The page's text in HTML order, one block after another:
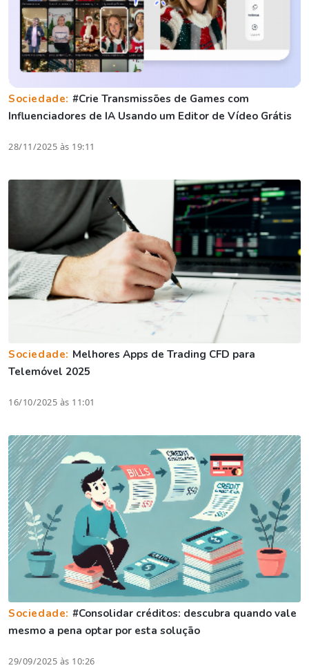
Sociedade: #Crie Transmissões de Games com
Influenciadores de IA Usando um Editor de Vídeo Grátis
28/11/2025 às 19:11
Sociedade: Melhores Apps de Trading CFD para
Telemóvel 2025
16/10/2025 às 11:01
Sociedade: #Consolidar créditos: descubra quando vale
mesmo a pena optar por esta solução
29/09/2025 às 10:26